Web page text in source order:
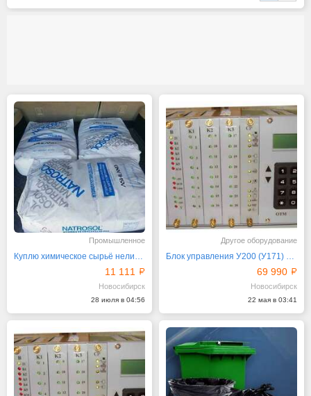
Промышленное
Куплю химическое сырьё неликвиды, просроченное
11 111
Новосибирск
28 июля в 04:56
Другое оборудование
Блок управления У200 (У171) для ТПА ДЕ31 и ДЕ33
69 990
Новосибирск
22 мая в 03:41